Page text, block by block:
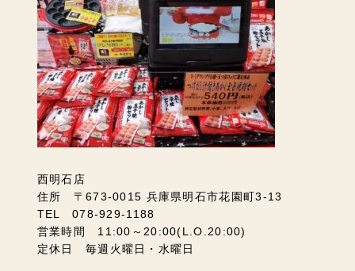
西明石店
住所 〒673-0015 兵庫県明石市花園町3-13
TEL 078-929-1188
営業時間 11:00～20:00(L.O.20:00)
定休日 毎週火曜日・水曜日